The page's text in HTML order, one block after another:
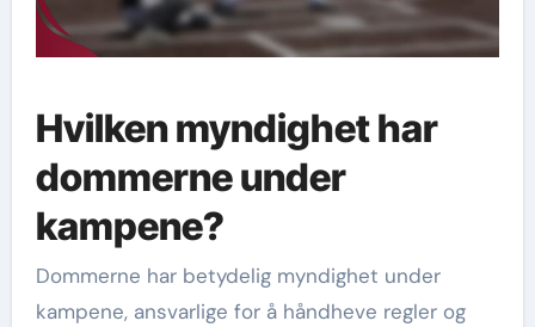
Hvilken myndighet har
dommerne under
kampene?
Dommerne har betydelig myndighet under
kampene, ansvarlige for å håndheve regler og